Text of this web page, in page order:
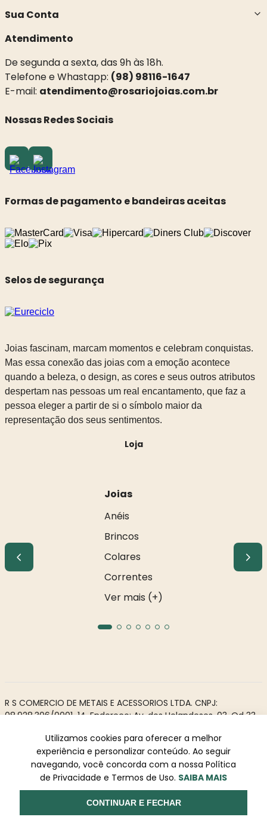
Sua Conta
Atendimento
De segunda a sexta, das 9h às 18h.
Telefone e Whastapp: (98) 98116-1647
E-mail: atendimento@rosariojoias.com.br
Nossas Redes Sociais
Formas de pagamento e bandeiras aceitas
Selos de segurança
Joias fascinam, marcam momentos e celebram conquistas.
Mas essa conexão das joias com a emoção acontece
quando a beleza, o design, as cores e seus outros atributos
despertam nas pessoas um real encantamento, que faz a
pessoa eleger a partir de si o símbolo maior da
representação dos seus sentimentos.
Loja
Joias
Anéis
Brincos
Colares
Correntes
Ver mais (+)
R S COMERCIO DE METAIS E ACESSORIOS LTDA. CNPJ:
08.928.306/0001-14. Endereço: Av. dos Holandeses, 03, Qd 33,
Todos os direitos reservados à Rosa Rio - As informações não
podem ser reproduzidas total ou parcialmente sem
autorização prévia.
Powered by Desenvolvido
Utilizamos cookies para oferecer a melhor
experiência e personalizar conteúdo. Ao seguir
navegando, você concorda com a nossa Política
de Privacidade e Termos de Uso. SAIBA MAIS
CONTINUAR E FECHAR